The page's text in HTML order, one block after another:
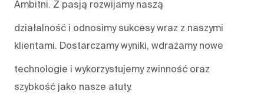
Ambitni. Z pasją rozwijamy naszą
działalność i odnosimy sukcesy wraz z naszymi
klientami. Dostarczamy wyniki, wdrażamy nowe
technologie i wykorzystujemy zwinność oraz
szybkość jako nasze atuty.